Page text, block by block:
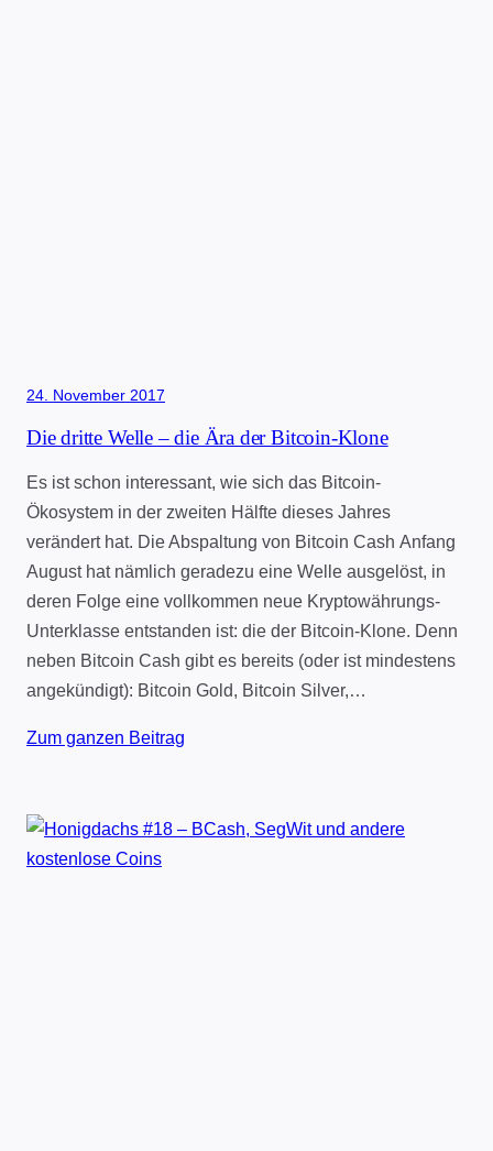
24. November 2017
Die dritte Welle – die Ära der Bitcoin-Klone
Es ist schon interessant, wie sich das Bitcoin-
Ökosystem in der zweiten Hälfte dieses Jahres
verändert hat. Die Abspaltung von Bitcoin Cash Anfang
August hat nämlich geradezu eine Welle ausgelöst, in
deren Folge eine vollkommen neue Kryptowährungs-
Unterklasse entstanden ist: die der Bitcoin-Klone. Denn
neben Bitcoin Cash gibt es bereits (oder ist mindestens
angekündigt): Bitcoin Gold, Bitcoin Silver,…
Zum ganzen Beitrag